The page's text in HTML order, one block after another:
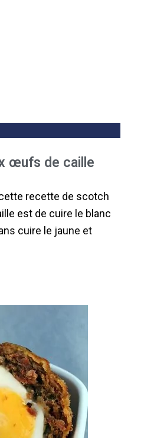
œufs de caille
recette de scotch
est de cuire le blanc
cuire le jaune et